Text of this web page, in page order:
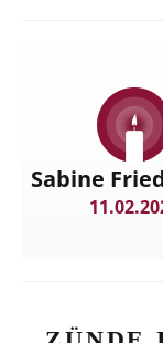
Sabine